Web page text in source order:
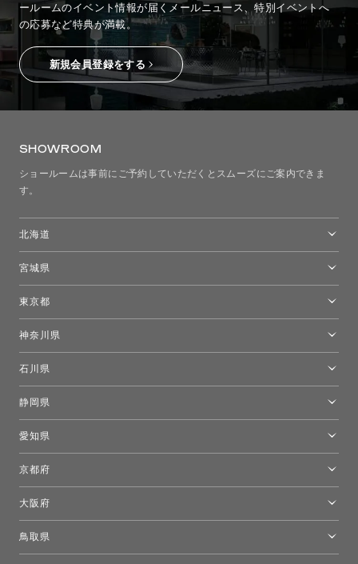
ールームのイベント情報が届くメールニュース、特別イベントへ
の応募など特典が満載。
新規会員登録をする
SHOWROOM
ショールームは事前にご予約していただくとスムーズにご案内できま
す。
北海道
宮城県
東京都
モーイ東京
キーブー東京
FLOS｜フロスデザインスペース青山
神奈川県
石川県
静岡県
愛知県
京都府
大阪府
鳥取県